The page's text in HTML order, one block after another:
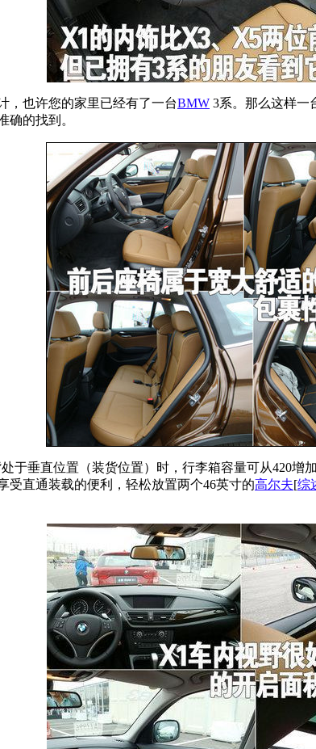
，也许您的家里已经有了一台BMW 3系。那么这样一
确的找到。
于垂直位置（装货位置）时，行李箱容量可从420
受直通装载的便利，轻松放置两个46英寸的高尔夫[综